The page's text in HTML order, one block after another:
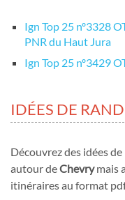
Ign Top 25 nº3328
PNR du Haut Jura
Ign Top 25 nº3429
IDÉES DE
Découvrez des idées
autour deChevrymais
itinéraires au format